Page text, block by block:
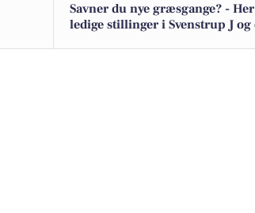
Savner du nye græsgange? -
ledige stillinger i Svenstrup J og